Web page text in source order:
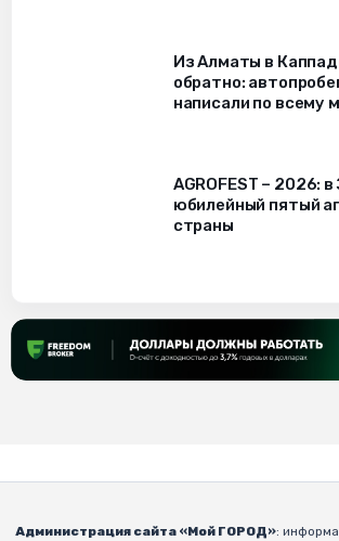
Из Алматы в
обратно:
написали по всему
AGROFEST – 2026:
юбилейный пятый
страны
Администрация сайта «Мой ГОРОД»: